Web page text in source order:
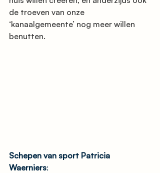
de troeven van onze
‘kanaalgemeente’ nog meer willen
benutten.
Schepen van sport Patricia
Waerniers: